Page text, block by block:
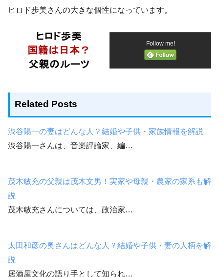
ヒロド歩美さんの大きな個性になっています。
Follow me!
Related Posts
渋谷陽一の妻はどんな人？結婚や子供・家族情報を解説
渋谷陽一さんは、音楽評論家、編…
茂木敏充の父親は茂木文男！実家や母親・農家の家系も解
説
茂木敏充さんについては、政治家…
太田和彦の奥さんはどんな人？結婚や子供・妻の人柄を解
説
居酒屋文化の語り手として知られ…